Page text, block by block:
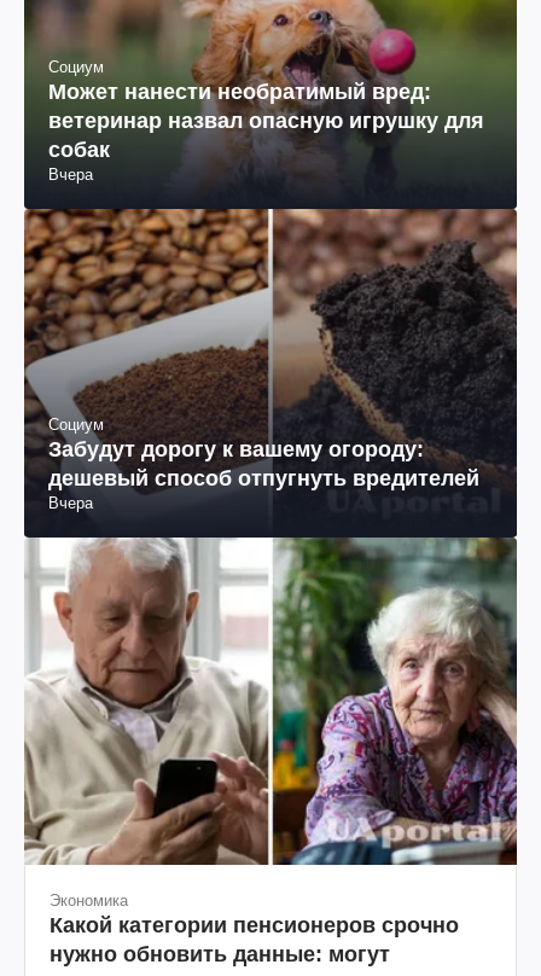
Социум
Может нанести необратимый вред:
ветеринар назвал опасную игрушку для
собак
Вчера
Социум
Забудут дорогу к вашему огороду:
дешевый способ отпугнуть вредителей
Вчера
Экономика
Какой категории пенсионеров срочно
нужно обновить данные: могут